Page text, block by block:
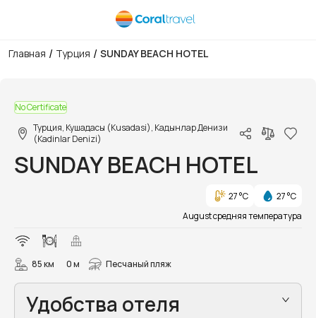
Главная / Турция / SUNDAY BEACH HOTEL
No Certificate
Турция, Кушадасы (Kusadasi), Кадынлар Денизи
(Kadinlar Denizi)
SUNDAY BEACH HOTEL
27 °C
27 °C
August средняя температура
85 км 0 м Песчаный пляж
Удобства отеля